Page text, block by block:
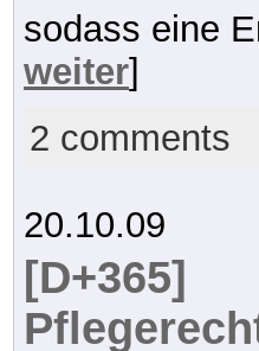
sodass eine
weiter]
2 comments
20.10.09
[D+365]